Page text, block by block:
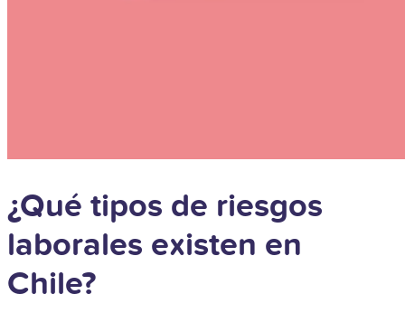
¿Qué tipos de riesgos
laborales existen en
Chile?